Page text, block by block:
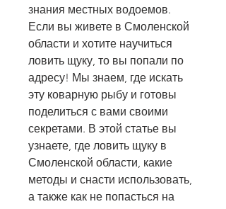
знания местных водоемов.
Если вы живете в Смоленской
области и хотите научиться
ловить щуку, то вы попали по
адресу! Мы знаем, где искать
эту коварную рыбу и готовы
поделиться с вами своими
секретами. В этой статье вы
узнаете, где ловить щуку в
Смоленской области, какие
методы и снасти использовать,
а также как не попасться на